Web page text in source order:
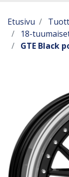
Etusivu
18-
GTE Black